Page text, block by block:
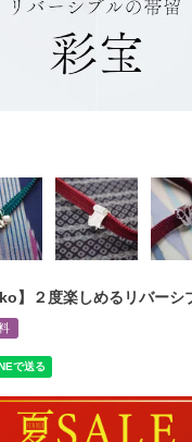
】２度楽しめるリバーシ